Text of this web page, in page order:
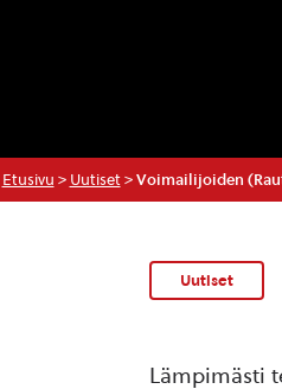
Etusivu > Uutiset> Voimailijoiden
Uutiset
Lämpimästi